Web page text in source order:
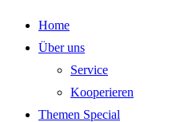
Home
Über uns
Service
Kooperieren
Themen Special